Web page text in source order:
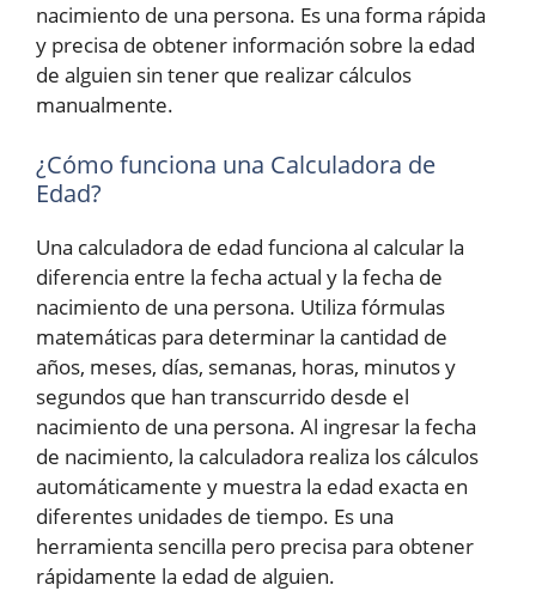
nacimiento de una persona. Es una forma rápida
y precisa de obtener información sobre la edad
de alguien sin tener que realizar cálculos
manualmente.
¿Cómo funciona una Calculadora de
Edad?
Una calculadora de edad funciona al calcular la
diferencia entre la fecha actual y la fecha de
nacimiento de una persona. Utiliza fórmulas
matemáticas para determinar la cantidad de
años, meses, días, semanas, horas, minutos y
segundos que han transcurrido desde el
nacimiento de una persona. Al ingresar la fecha
de nacimiento, la calculadora realiza los cálculos
automáticamente y muestra la edad exacta en
diferentes unidades de tiempo. Es una
herramienta sencilla pero precisa para obtener
rápidamente la edad de alguien.